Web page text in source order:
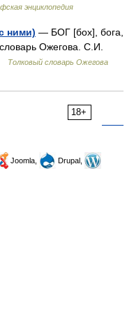
энциклопедия
ними) — БОГ [бох], бога,
Ожегова. С.И.
Толковый словарь Ожегова
18+
Joomla,
Drupal,